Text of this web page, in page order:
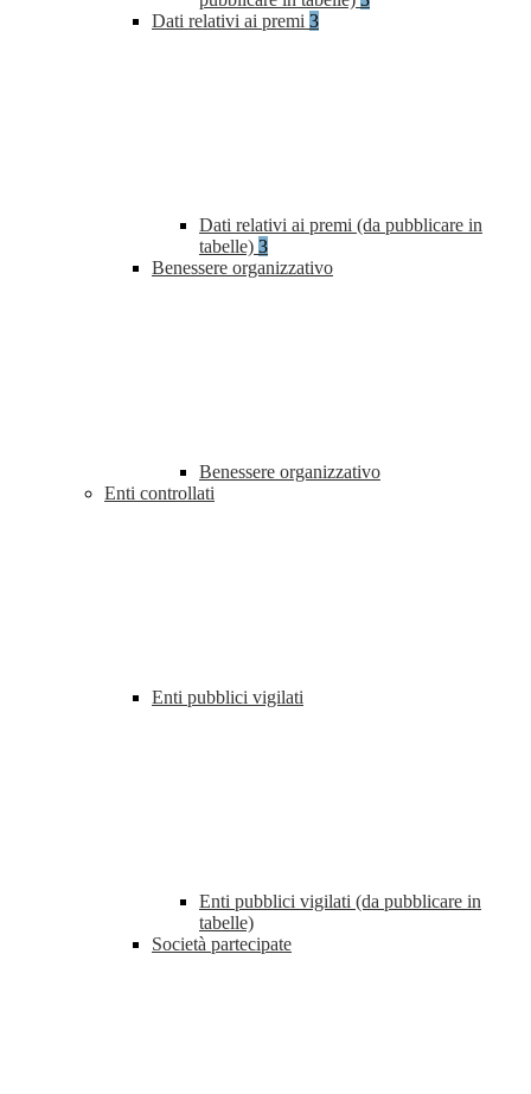
Dati relativi ai premi 3
Dati relativi ai premi (da pubblicare in
tabelle) 3
Benessere organizzativo
Benessere organizzativo
Enti controllati
Enti pubblici vigilati
Enti pubblici vigilati (da pubblicare in
tabelle)
Società partecipate